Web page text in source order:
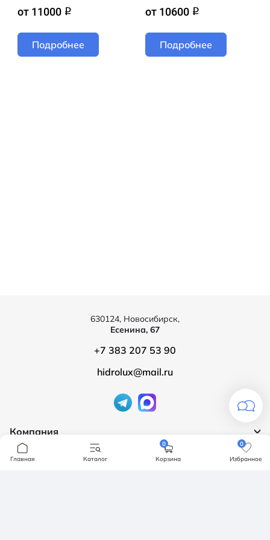
от 11000 q
Подробнее
от 10600 q
Подробнее
Компания
О компании
Продукция
630124, Новосибирск,
Есенина, 67
+7 383 207 53 90
hidrolux@mail.ru
Главная Каталог
0
Корзина
0
Избранное